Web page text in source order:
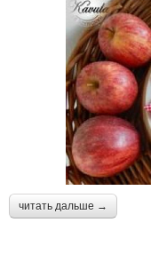
читать дальше →